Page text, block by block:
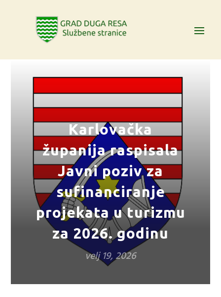
Karlovačka
županija raspisala
Javni poziv za
sufinanciranje
projekata u turizmu
za 2026. godinu
velj 19, 2026